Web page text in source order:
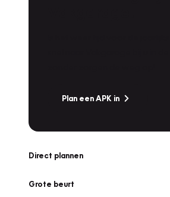
Plan een APK in
Direct plannen
Grote beurt